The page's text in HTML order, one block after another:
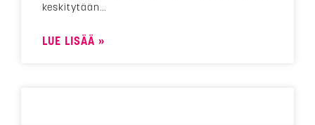
keskitytään
LUE LISÄÄ »